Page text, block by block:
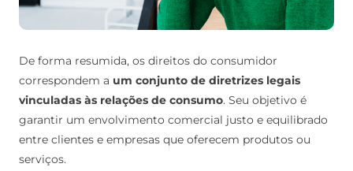
De forma resumida, os direitos do consumidor
correspondem a um conjunto de diretrizes legais
vinculadas às relações de consumo. Seu objetivo é
garantir um envolvimento comercial justo e equilibrado
entre clientes e empresas que oferecem produtos ou
serviços.